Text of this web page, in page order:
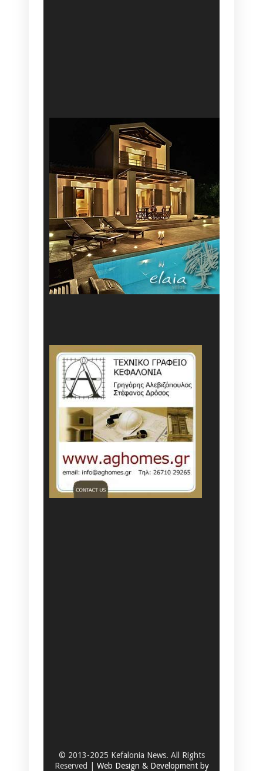
© 2013-2025 Kefalonia News. All Rights
Reserved | Web Design & Development by